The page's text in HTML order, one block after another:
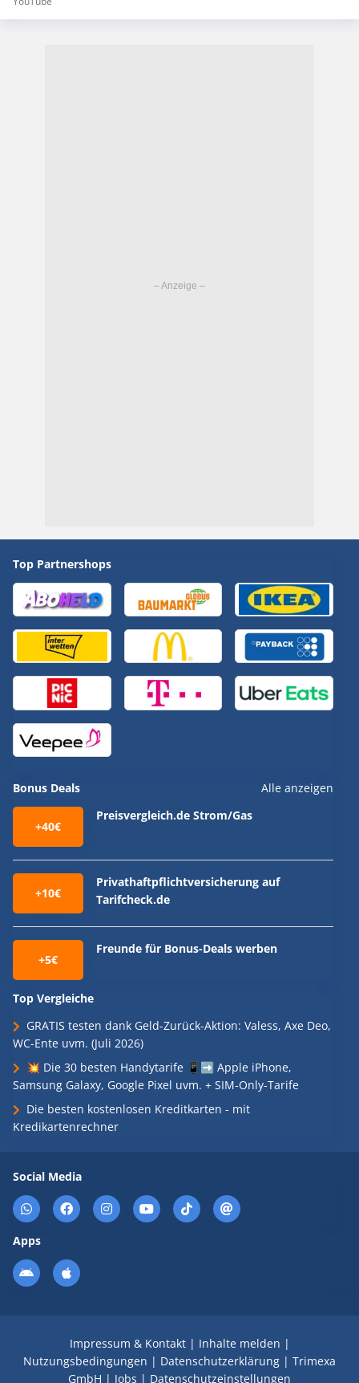
Top Partnershops
Bonus Deals Alle anzeigen
+40€
Preisvergleich.de Strom/Gas
+10€
Privathaftpflichtversicherung auf
Tarifcheck.de
+5€
Freunde für Bonus-Deals werben
Top Vergleiche
GRATIS testen dank Geld-Zurück-Aktion: Valess, Axe Deo,
WC-Ente uvm. (Juli 2026)
💥 Die 30 besten Handytarife 📱➡️ Apple iPhone,
Samsung Galaxy, Google Pixel uvm. + SIM-Only-Tarife
Die besten kostenlosen Kreditkarten - mit
Kredikartenrechner
Social Media
Apps
Impressum & Kontakt| Inhalte melden |
Nutzungsbedingungen | Datenschutzerklärung | Trimexa
GmbH | Jobs | Datenschutzeinstellungen